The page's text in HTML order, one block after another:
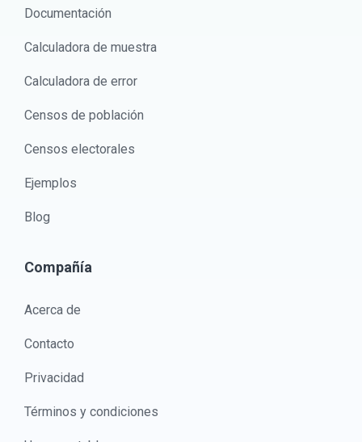
Documentación
Calculadora de muestra
Calculadora de error
Censos de población
Censos electorales
Ejemplos
Blog
Compañía
Acerca de
Contacto
Privacidad
Términos y condiciones